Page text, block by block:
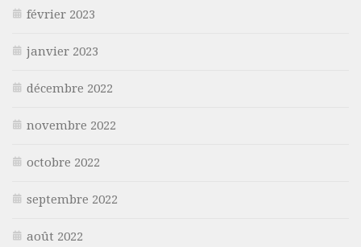
février 2023
janvier 2023
décembre 2022
novembre 2022
octobre 2022
septembre 2022
août 2022